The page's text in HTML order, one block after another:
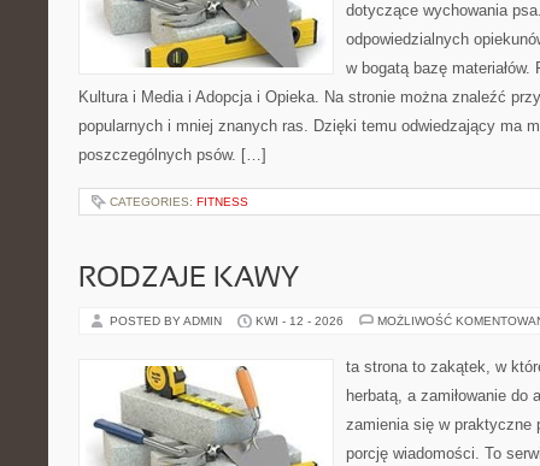
dotyczące wychowania
odpowiedzialnych
w bogatą bazę
Kultura i Media i Adopcja i Opieka. Na stronie można znaleźć
popularnych i mniej znanych ras. Dzięki temu odwiedzający ma
poszczególnych psów. […]
CATEGORIES: FITNESS
RODZAJE KAWY
POSTED BY ADMIN KWI - 12 - 2026 MOŻLIWOŚĆ
ta strona to zakątek, w
herbatą, a zamiłowanie do
zamienia się w praktyczne
porcję wiadomości. To